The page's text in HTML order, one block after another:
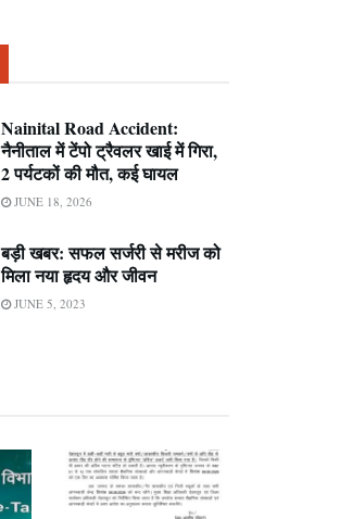
Nainital Road Accident:
नैनीताल में टेंपो ट्रैवलर खाई में गिरा,
2 पर्यटकों की मौत, कई घायल
JUNE 18, 2026
बड़ी खबर: सफल सर्जरी से मरीज को
मिला नया हृदय और जीवन
JUNE 5, 2023